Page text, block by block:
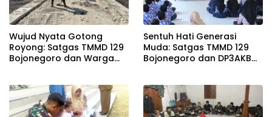
Wujud Nyata Gotong
Royong: Satgas TMMD 129
Bojonegoro dan Warga
Jalan Desa
Sentuh Hati Generasi
Muda: Satgas TMMD 129
Bojonegoro dan DP3AKB
Kesongo